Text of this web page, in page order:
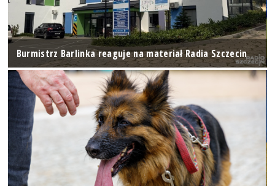
Burmistrz Barlinka reaguje na materiał Radia Szczecin